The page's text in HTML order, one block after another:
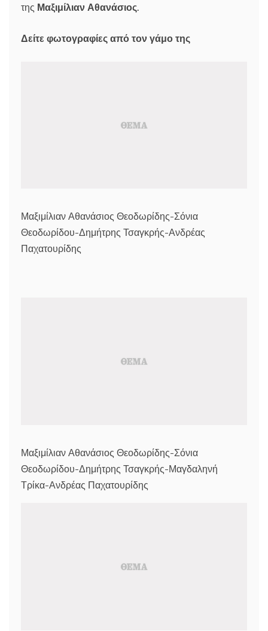
της Μαξιμίλιαν Αθανάσιος.
Δείτε φωτογραφίες από τον γάμο της
Μαξιμίλιαν Αθανάσιος Θεοδωρίδης-Σόνια
Θεοδωρίδου-Δημήτρης Τσαγκρής-Ανδρέας
Παχατουρίδης
Μαξιμίλιαν Αθανάσιος Θεοδωρίδης-Σόνια
Θεοδωρίδου-Δημήτρης Τσαγκρής-Μαγδαληνή
Τρίκα-Ανδρέας Παχατουρίδης